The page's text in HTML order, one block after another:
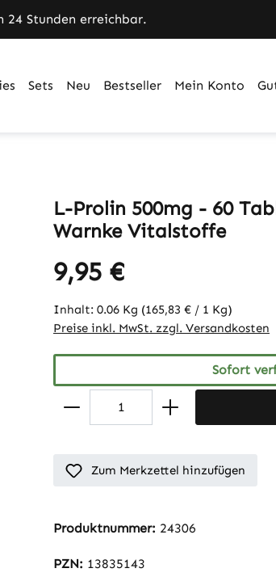
24 Stunden erreichbar.
Sets Neu Bestseller Mein Konto
L-Prolin 500mg - 60
Warnke Vitalstoffe
9,95 €
Inhalt: 0.06 Kg (165,83 € / 1 Kg)
Preise inkl. MwSt. zzgl. Versandkosten
Sofort
Zum Merkzettel hinzufügen
Produktnummer: 24306
PZN: 13835143